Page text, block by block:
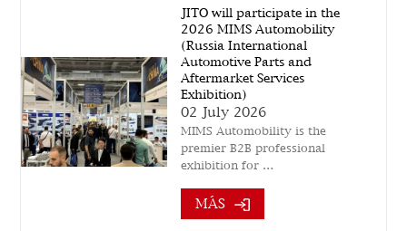
JITO will participate in the
2026 MIMS Automobility
(Russia International
Automotive Parts and
Aftermarket Services
Exhibition)
02 July 2026
MIMS Automobility is the
premier B2B professional
exhibition for …
MÁS